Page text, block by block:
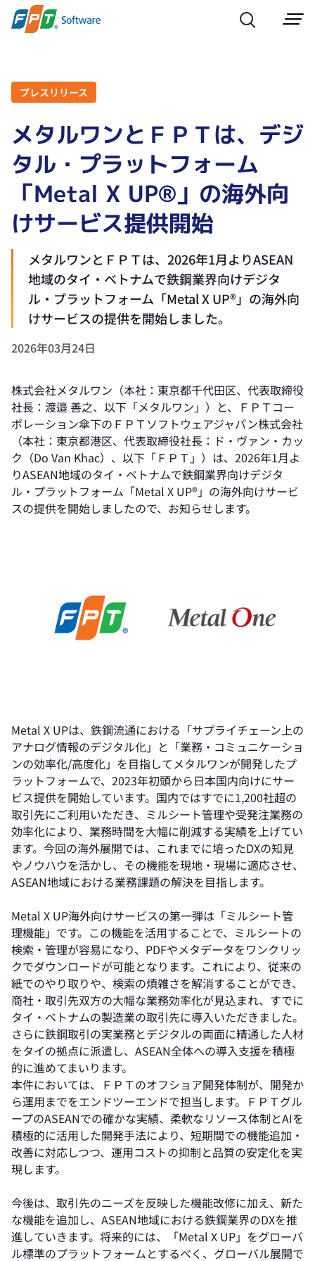
プレスリリース
メタルワンとＦＰＴは、デジ
タル・プラットフォーム
「Metal X UP®」の海外向
けサービス提供開始
メタルワンとＦＰＴは、2026年1月よりASEAN
地域のタイ・ベトナムで鉄鋼業界向けデジタ
ル・プラットフォーム「Metal X UP®」の海外向
けサービスの提供を開始しました。
2026年03月24日
株式会社メタルワン（本社：東京都千代田区、代表取締役
社長：渡邉 善之、以下「メタルワン」）と、ＦＰＴコー
ポレーション傘下のＦＰＴソフトウェアジャパン株式会社
（本社：東京都港区、代表取締役社長：ド・ヴァン・カッ
ク（Do Van Khac）、以下「ＦＰＴ」）は、2026年1月よ
りASEAN地域のタイ・ベトナムで鉄鋼業界向けデジタ
ル・プラットフォーム「Metal X UP®」の海外向けサービ
スの提供を開始しましたので、お知らせします。
Metal X UPは、鉄鋼流通における「サプライチェーン上の
アナログ情報のデジタル化」と「業務・コミュニケーショ
ンの効率化/高度化」を目指してメタルワンが開発したプ
ラットフォームで、2023年初頭から日本国内向けにサー
ビス提供を開始しています。国内ではすでに1,200社超の
取引先にご利用いただき、ミルシート管理や受発注業務の
効率化により、業務時間を大幅に削減する実績を上げてい
ます。今回の海外展開では、これまでに培ったDXの知見
やノウハウを活かし、その機能を現地・現場に適応させ、
ASEAN地域における業務課題の解決を目指します。
Metal X UP海外向けサービスの第一弾は「ミルシート管
理機能」です。この機能を活用することで、ミルシートの
検索・管理が容易になり、PDFやメタデータをワンクリッ
クでダウンロードが可能となります。これにより、従来の
紙でのやり取りや、検索の煩雑さを解消することができ、
商社・取引先双方の大幅な業務効率化が見込まれ、すでに
タイ・ベトナムの製造業の取引先に導入いただきました。
さらに鉄鋼取引の実業務とデジタルの両面に精通した人材
をタイの拠点に派遣し、ASEAN全体への導入支援を積極
的に進めてまいります。
本件においては、ＦＰＴのオフショア開発体制が、開発か
ら運用までをエンドツーエンドで担当します。ＦＰＴグル
ープのASEANでの確かな実績、柔軟なリソース体制とAIを
積極的に活用した開発手法により、短期間での機能追加・
改善に対応しつつ、運用コストの抑制と品質の安定化を実
現します。
今後は、取引先のニーズを反映した機能改修に加え、新た
な機能を追加し、ASEAN地域における鉄鋼業界のDXを推
進していきます。将来的には、「Metal X UP」をグローバ
ル標準のプラットフォームとするべく、グローバル展開で